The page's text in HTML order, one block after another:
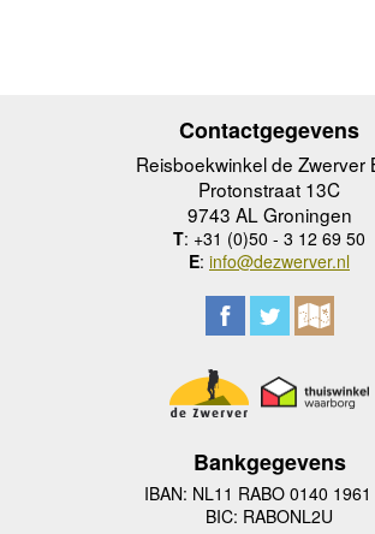
Contactgegevens
Reisboekwinkel de Zwerver
Protonstraat 13C
9743 AL Groningen
T: +31 (0)50 - 3 12 69 50
E: info@dezwerver.nl
Bankgegevens
IBAN: NL11 RABO 0140
BIC: RABONL2U